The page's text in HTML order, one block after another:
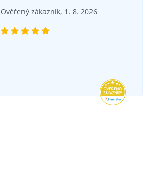
Ověřený zákazník, 1. 8. 2026